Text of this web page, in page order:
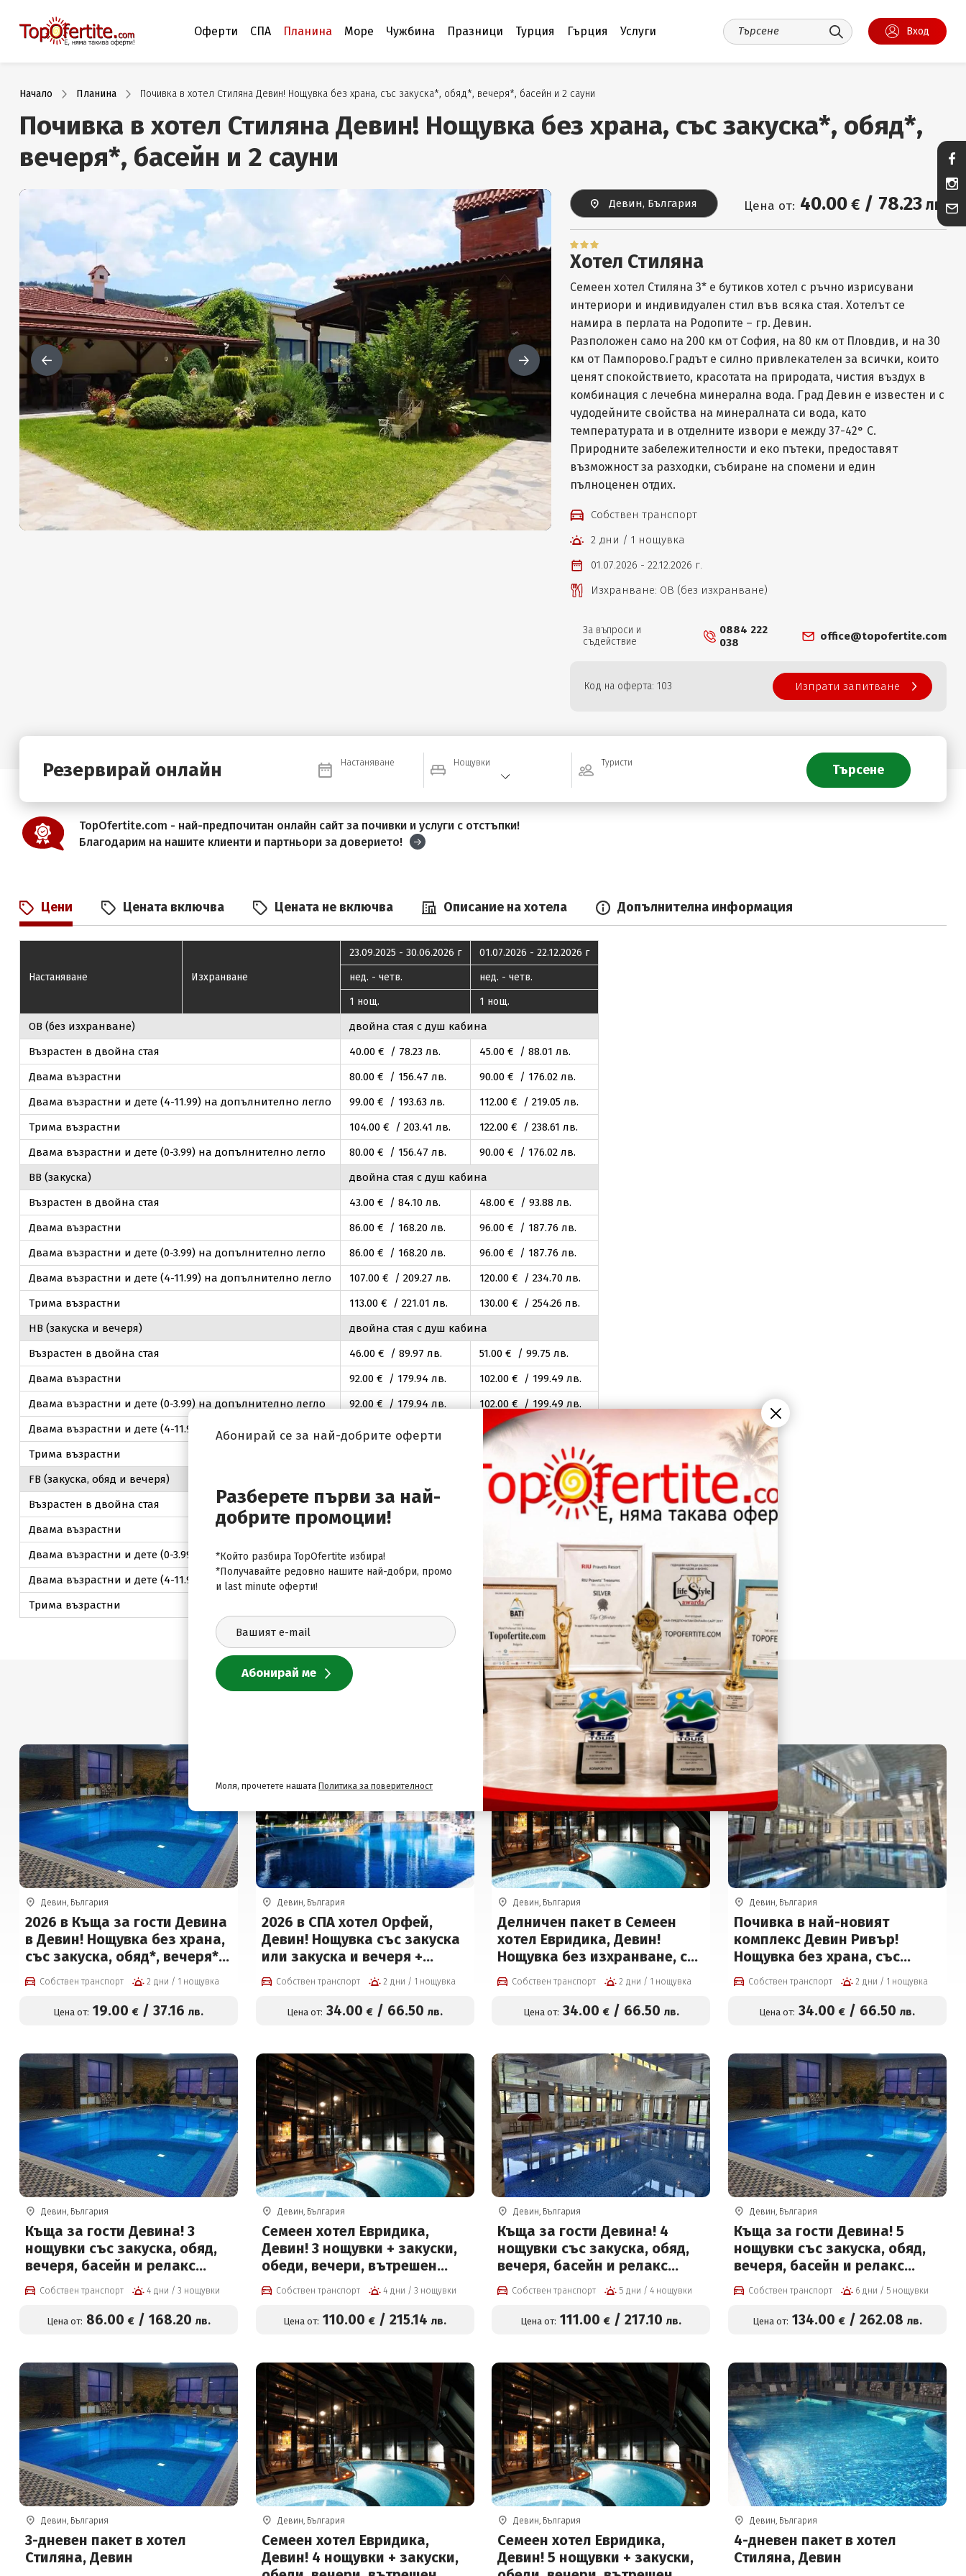
Оферти СПА Планина Море Чужбина Празници Турция Гърция Услуги Вход
Начало Планина Почивка в хотел Стиляна Девин! Нощувка без храна, със закуска*, обяд*, вечеря*, басейн и 2 сауни
Почивка в хотел Стиляна Девин! Нощувка без храна, със закуска*, обяд*,
вечеря*, басейн и 2 сауни
Девин, България Цена от: 40.00€ / 78.23лв.
Хотел Стиляна
Семеен хотел Стиляна 3* е бутиков хотел с ръчно изрисувани
интериори и индивидуален стил във всяка стая. Хотелът се
намира в перлата на Родопите – гр. Девин.
Разположен само на 200 км от София, на 80 км от Пловдив, и на 30
км от Пампорово.Градът е силно привлекателен за всички, които
ценят спокойствието, красотата на природата, чистия въздух в
комбинация с лечебна минерална вода. Град Девин е известен и с
чудодейните свойства на минералната си вода, като
температурата и в отделните извори е между 37-42° С.
Природните забележителности и еко пътеки, предоставят
възможност за разходки, събиране на спомени и един
пълноценен отдих.
Собствен транспорт
2 дни / 1 нощувка
01.07.2026 - 22.12.2026 г.
Изхранване: ОВ (без изхранване)
За въпроси и
съдействие
0884 222
038
office@topofertite.com
Код на оферта: 103 Изпрати запитване
Резервирай онлайн Настаняване Нощувки Туристи
TopOfertite.com - най-предпочитан онлайн сайт за почивки и услуги с отстъпки!
Благодарим на нашите клиенти и партньори за доверието!
Цени Цената включва Цената не включва Описание на хотела Допълнителна информация
Настаняване Изхранване
23.09.2025 - 30.06.2026 г
01.07.2026 - 22.12.2026 г
нед. - четв.
нед. - четв.
1 нощ.
1 нощ.
ОВ (без изхранване)
двойна стая с душ кабина
Възрастен в двойна стая
40.00€ / 78.23лв. 45.00€ / 88.01 лв.
Двама възрастни
80.00€ / 156.47 лв. 90.00€ / 176.02лв.
Двама възрастни и дете (4-11.99) на допълнително легло
99.00€ / 193.63лв. 112.00€ / 219.05лв.
Трима възрастни
104.00€ / 203.41 лв. 122.00€ / 238.61 лв.
Двама възрастни и дете (0-3.99) на допълнително легло
80.00€ / 156.47 лв. 90.00€ / 176.02лв.
ВВ (закуска)
двойна стая с душ кабина
Възрастен в двойна стая
43.00€ / 84.10лв. 48.00€ / 93.88лв.
Двама възрастни
86.00€ / 168.20лв. 96.00€ / 187.76лв.
Двама възрастни и дете (0-3.99) на допълнително легло
86.00€ / 168.20лв. 96.00€ / 187.76лв.
Двама възрастни и дете (4-11.99) на допълнително легло
107.00€ / 209.27 лв. 120.00€ / 234.70лв.
Трима възрастни
113.00€ / 221.01 лв. 130.00€ / 254.26лв.
НВ (закуска и вечеря)
двойна стая с душ кабина
Възрастен в двойна стая
46.00€ / 89.97 лв. 51.00€ / 99.75лв.
Двама възрастни
92.00€ / 179.94 лв. 102.00€ / 199.49лв.
Двама възрастни и дете (0-3.99) на допълнително легло
92.00€ / 179.94 лв. 102.00€ / 199.49лв.
Двама възрастни и дете (4-11.99) на допълнително легло
115 € / 224 128.00€ / 250
Трима възрастни
.90лв.
FB (закуска, обяд и вечеря)
Възрастен в двойна стая
48.00 € / 93.88лв. .00€ / 105 .61лв.
Двама възрастни
.00
Двама възрастни и дете (0-3.99) на допълнително легло
96.00€ / 187
лв.
Двама възрастни и дете (4-11.99) на допълнително легло
€ / 236.66 136.00€ / 265.99 лв.
Трима възрастни
€ / 285 .55лв.
Подобни оферти
Девин, България
2026 в Къща за гости Девина
в Девин! Нощувка без храна,
със закуска, обяд*, вечеря* и
ползване на басейн и релакс
център на цени от 19 евро на
човек
Собствен транспорт 2 дни / 1 нощувка
Цена от: 19.00 € /37.16 лв.
Девин, България
2026 в СПА хотел Орфей,
Девин! Нощувка със закуска
или закуска и вечеря +
ползване на СПА център на
цени от 34 евро на човек
Собствен транспорт 2 дни / 1 нощувка
Цена от: 34.00 € / 66.50 лв.
Девин, България
Делничен пакет в Семеен
хотел Евридика, Девин!
Нощувка без изхранване, със
закуска, закуска и вечеря
или закуска, обяд и вечеря +
вътрешен терапевтичен
и парна баня
Собствен транспорт 2 дни / 1 нощувка
Цена от: 34.00 €/ 66.50 лв.
Девин, България
Почивка в най-новият
комплекс Девин Ривър!
Нощувка без храна, със
закуска, обяд*, вечеря*,
плувен басейн и Релакс
център на цени от 34 € на
Собствен транспорт 2 дни / 1 нощувка
Цена от: 34.00 € / 66.50 лв.
Девин, България
Къща за гости Девина! 3
нощувки със закуска, обяд,
вечеря, басейн и релакс
център на цени от 86 евро на
човек
Собствен транспорт 4 дни / 3 нощувки
Цена от: 86.00 €/ 168.20 лв.
Девин, България
Семеен хотел Евридика,
Девин! 3 нощувки + закуски,
обеди, вечери, вътрешен
терапевтичен басейн с
минерална вода, джакузи,
финландска сауна и парна
Собствен транспорт 4 дни / 3 нощувки
Цена от: 110.00 € /215.14 лв.
Девин, България
Къща за гости Девина! 4
нощувки със закуска, обяд,
вечеря, басейн и релакс
център
Собствен транспорт 5 дни / 4 нощувки
Цена от: 111.00 € /217.10 лв.
Девин, България
Къща за гости Девина! 5
нощувки със закуска, обяд,
вечеря, басейн и релакс
център
Собствен транспорт 6 дни / 5 нощувки
Цена от: 134.00 €/ 262.08 лв.
Девин, България
3-дневен пакет в хотел
Стиляна, Девин
Девин, България
Семеен хотел Евридика,
Девин! 4 нощувки + закуски,
Девин, България
Семеен хотел Евридика,
Девин! 5 нощувки + закуски,
Девин, България
4-дневен пакет в хотел
Стиляна, Девин
Абонирай се за най-добрите оферти
Разберете първи за най-
добрите промоции!
*Който разбира TopOfertite избира!
*Получавайте редовно нашите най-добри, промо
и last minute оферти!
Моля, прочетете нашата Политика за поверителност